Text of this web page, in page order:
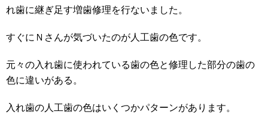
れ歯に継ぎ足す増歯修理を行ないました。
すぐにＮさんが気づいたのが人工歯の色です。
元々の入れ歯に使われている歯の色と修理した部分の歯の
色に違いがある。
入れ歯の人工歯の色はいくつかパターンがあります。